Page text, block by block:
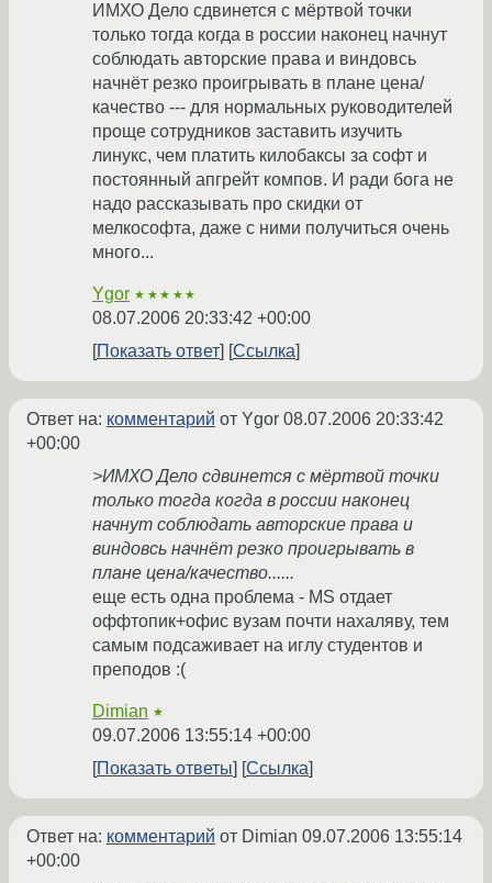
ИМХО Дело сдвинется с мёртвой точки
только тогда когда в россии наконец начнут
соблюдать авторские права и виндовсь
начнёт резко проигрывать в плане цена/
качество --- для нормальных руководителей
проще сотрудников заставить изучить
линукс, чем платить килобаксы за софт и
постоянный апгрейт компов. И ради бога не
надо рассказывать про скидки от
мелкософта, даже с ними получиться очень
много...
Ygor ★★★★★
08.07.2006 20:33:42 +00:00
Показать ответ
Ссылка
Ответ на: комментарий от Ygor 08.07.2006 20:33:42
+00:00
>ИМХО Дело сдвинется с мёртвой точки
только тогда когда в россии наконец
начнут соблюдать авторские права и
виндовсь начнёт резко проигрывать в
плане цена/качество......
еще есть одна проблема - MS отдает
оффтопик+офис вузам почти нахаляву, тем
самым подсаживает на иглу студентов и
преподов :(
Dimian ★
09.07.2006 13:55:14 +00:00
Показать ответы
Ссылка
Ответ на: комментарий от Dimian 09.07.2006 13:55:14
+00:00